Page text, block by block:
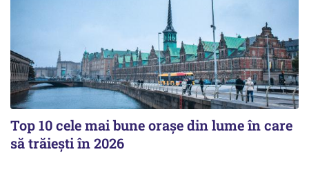
Top 10 cele mai bune orașe din lume în care
să trăiești în 2026